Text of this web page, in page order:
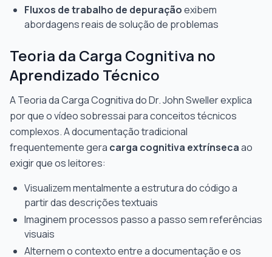
Fluxos de trabalho de depuraçãoexibem
abordagens reais de solução de problemas
Teoria da Carga Cognitiva no
Aprendizado Técnico
A Teoria da Carga Cognitiva do Dr. John Sweller explica
por que o vídeo sobressai para conceitos técnicos
complexos. A documentação tradicional
frequentemente gera carga cognitiva extrínsecaao
exigir que os leitores:
Visualizem mentalmente a estrutura do código a
partir das descrições textuais
Imaginem processos passo a passo sem referências
visuais
Alternem o contexto entre a documentação e os